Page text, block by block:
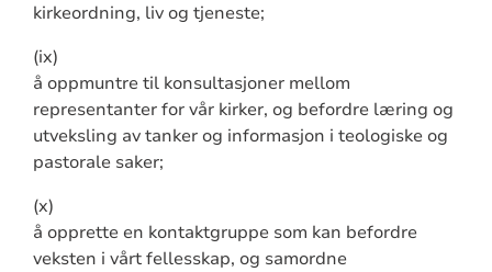
kirkeordning, liv og tjeneste;
(ix)
å oppmuntre til konsultasjoner mellom
representanter for vår kirker, og befordre læring og
utveksling av tanker og informasjon i teologiske og
pastorale saker;
(x)
å opprette en kontaktgruppe som kan befordre
veksten i vårt fellesskap, og samordne